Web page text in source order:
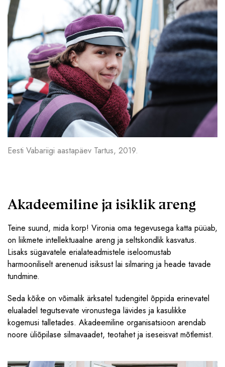
Eesti Vabariigi aastapäev Tartus, 2019.
Akadeemiline ja isiklik areng
Teine suund, mida korp! Vironia oma tegevusega katta püüab,
on liikmete intellektuaalne areng ja seltskondlik kasvatus.
Lisaks sügavatele erialateadmistele iseloomustab
harmooniliselt arenenud isiksust lai silmaring ja heade tavade
tundmine.
Seda kõike on võimalik ärksatel tudengitel õppida erinevatel
elualadel tegutsevate vironustega lävides ja kasulikke
kogemusi talletades. Akadeemiline organisatsioon arendab
noore üliõpilase silmavaadet, teotahet ja iseseisvat mõtlemist.